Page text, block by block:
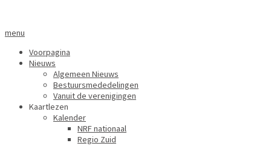
menu
Voorpagina
Nieuws
Algemeen Nieuws
Bestuursmededelingen
Vanuit de verenigingen
Kaartlezen
Kalender
NRF nationaal
Regio Zuid